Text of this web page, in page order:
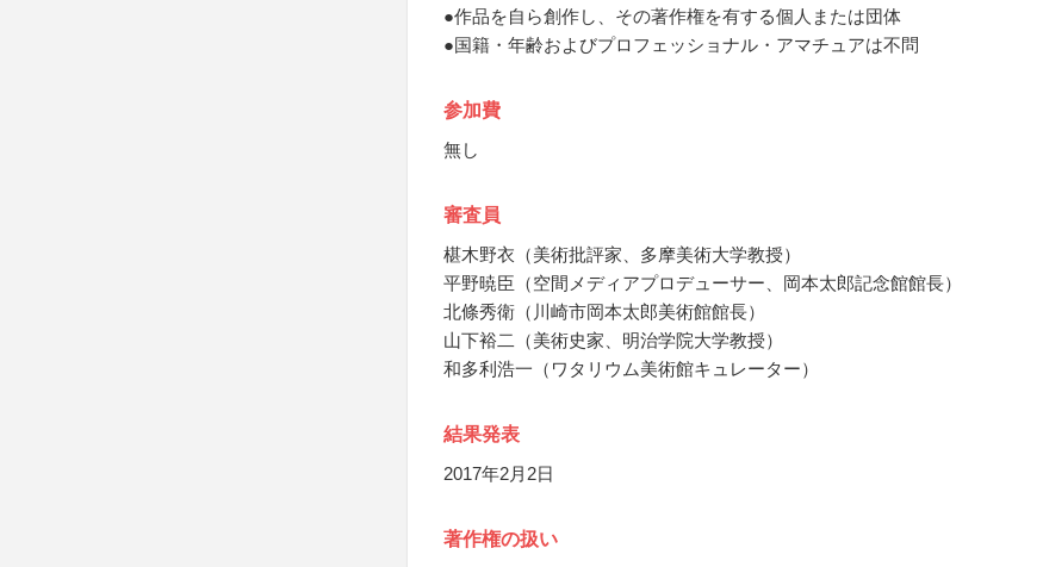
●作品を自ら創作し、その著作権を有する個人または団体
●国籍・年齢およびプロフェッショナル・アマチュアは不問
参加費
無し
審査員
椹木野衣（美術批評家、多摩美術大学教授）
平野暁臣（空間メディアプロデューサー、岡本太郎記念館館長）
北條秀衛（川崎市岡本太郎美術館館長）
山下裕二（美術史家、明治学院大学教授）
和多利浩一（ワタリウム美術館キュレーター）
結果発表
2017年2月2日
著作権の扱い